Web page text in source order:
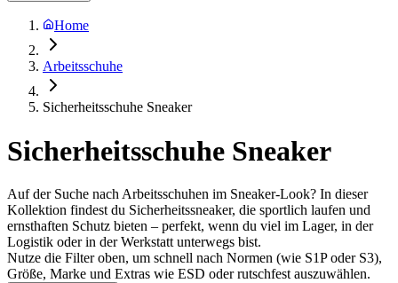
Home
Arbeitsschuhe
Sicherheitsschuhe Sneaker
Sicherheitsschuhe Sneaker
Auf der Suche nach Arbeitsschuhen im Sneaker-Look? In dieser
Kollektion findest du Sicherheitssneaker, die sportlich laufen und
ernsthaften Schutz bieten – perfekt, wenn du viel im Lager, in der
Logistik oder in der Werkstatt unterwegs bist.
Nutze die Filter oben, um schnell nach Normen (wie S1P oder S3),
Größe, Marke und Extras wie ESD oder rutschfest auszuwählen.